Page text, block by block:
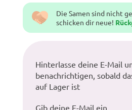
Die Samen sind nicht
schicken dir neue!
Hinterlasse deine E-Mail
benachrichtigen, sobald
auf Lager ist
Gib deine E-Mail ein